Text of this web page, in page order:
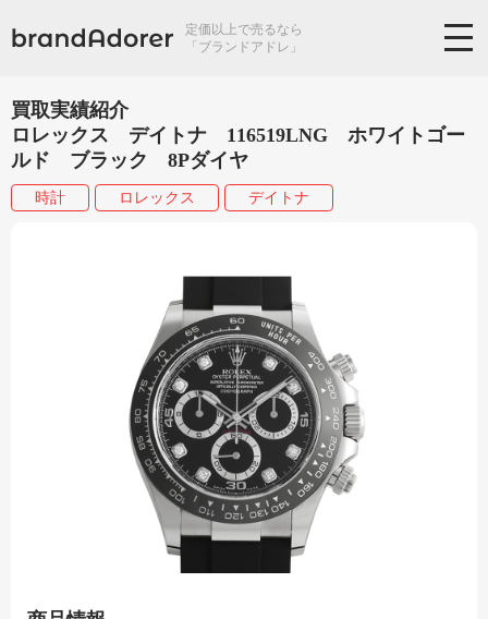
定価以上で売るなら
「ブランドアドレ」
買取実績紹介
ロレックス デイトナ 116519LNG ホワイトゴー
ルド ブラック 8Pダイヤ
時計 ロレックス デイトナ